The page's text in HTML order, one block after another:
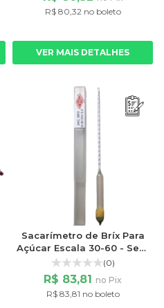
R$ 80,32 no boleto
VER MAIS DETALHES
Sacarímetro de Bríx Para
Açúcar Escala 30-60 - Sem
Termômetro
(0)
R$ 83,81 no Pix
R$ 83,81 no boleto